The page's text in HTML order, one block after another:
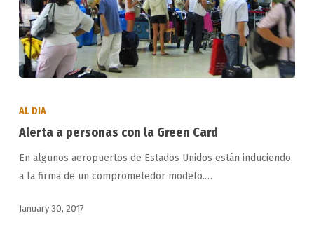
con
la
Green
AL DIA
Alerta a personas con la Green Card
En algunos aeropuertos de Estados Unidos están induciendo
a la firma de un comprometedor modelo.…
January 30, 2017